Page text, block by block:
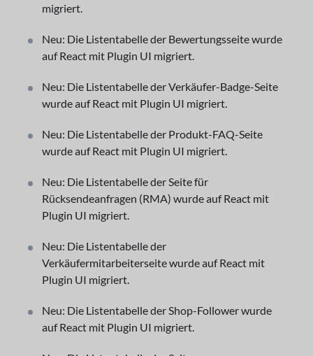
migriert.
Neu: Die Listentabelle der Bewertungsseite wurde
auf React mit Plugin UI migriert.
Neu: Die Listentabelle der Verkäufer-Badge-Seite
wurde auf React mit Plugin UI migriert.
Neu: Die Listentabelle der Produkt-FAQ-Seite
wurde auf React mit Plugin UI migriert.
Neu: Die Listentabelle der Seite für
Rücksendeanfragen (RMA) wurde auf React mit
Plugin UI migriert.
Neu: Die Listentabelle der
Verkäufermitarbeiterseite wurde auf React mit
Plugin UI migriert.
Neu: Die Listentabelle der Shop-Follower wurde
auf React mit Plugin UI migriert.